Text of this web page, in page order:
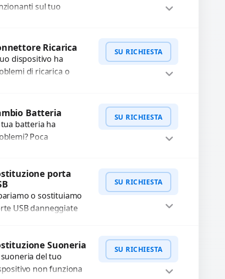
sul tuo
tastiera con ricambi
qualità...
WhatsApp
Ricarica
dispositivo ha
di ricarica o
di ricarica
rotti, allentati,
SU RICHIESTA
WhatsApp
Batteria
tua batteria ha
Poca
esauriti?
la...
SU RICHIESTA
Preventivo WhatsApp
porta
o sostituiamo
USB danneggiate
ricambi di alta
garantiti per...
SU RICHIESTA
WhatsApp
Suoneria
suoneria del tuo
non funziona
SU RICHIESTA